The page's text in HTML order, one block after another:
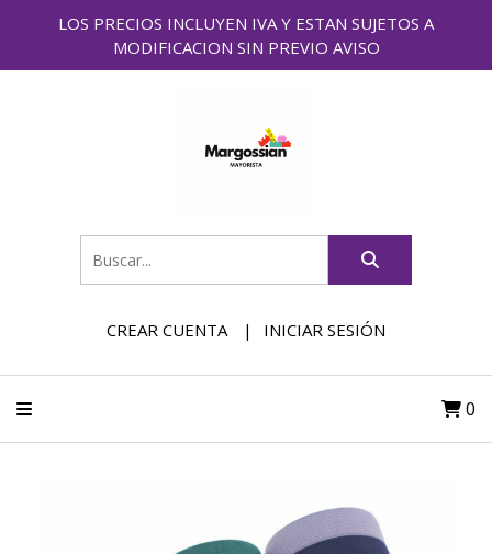
LOS PRECIOS INCLUYEN IVA Y ESTAN SUJETOS A
MODIFICACION SIN PREVIO AVISO
CREAR CUENTA INICIAR SESIÓN
0